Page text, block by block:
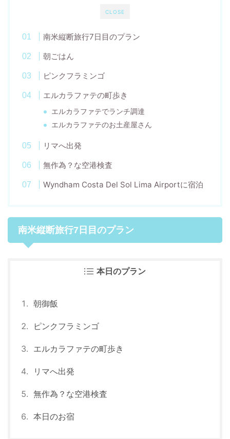
CLOSE
南米縦断旅行7日目のプラン
朝ごはん
ピンクフラミンゴ
エルカラファテの町歩き
エルカラファテでランチ調達
エルカラファテのお土産屋さん
リマへ出発
無作為？な空港検査
Wyndham Costa Del Sol Lima Airportに宿泊
南米縦断旅行7日目のプラン
本日のプラン
朝御飯
ピンクフラミンゴ
エルカラファテの町歩き
リマへ出発
無作為？な空港検査
本日のお宿